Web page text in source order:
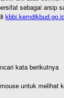
sebagai arsip
kata berikutnya
untuk melihat